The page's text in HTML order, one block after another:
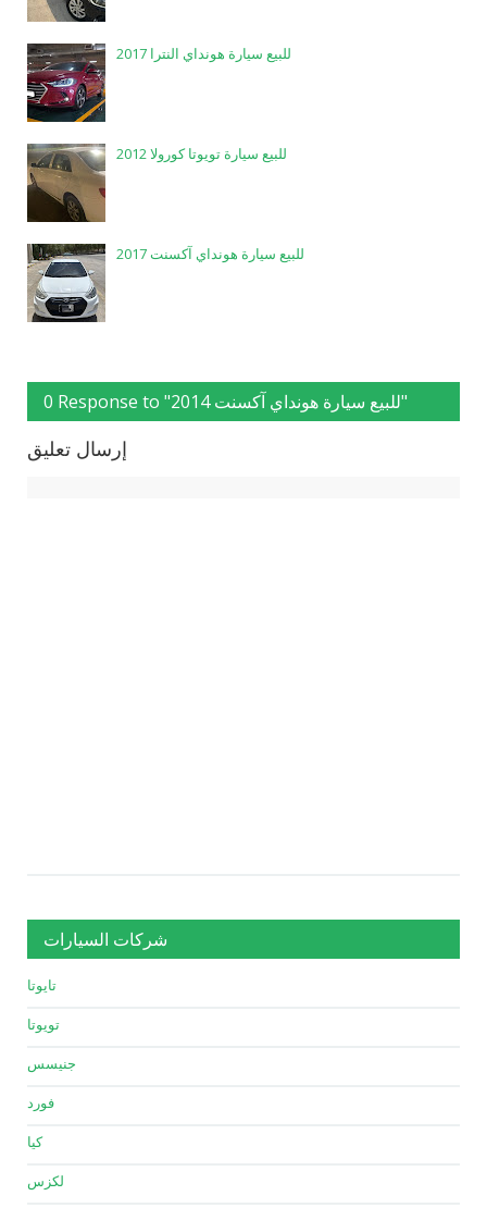
للبيع سيارة هونداي النترا 2017
للبيع سيارة تويوتا كورولا 2012
للبيع سيارة هونداي آكسنت 2017
0 Response to "للبيع سيارة هونداي آكسنت 2014"
إرسال تعليق
شركات السيارات
تايوتا
تويوتا
جنيسس
فورد
كيا
لكزس